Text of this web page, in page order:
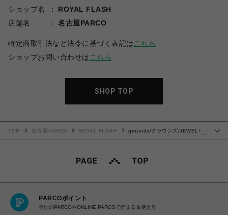
ショップ名
ROYAL FLASH
店舗名
名古屋PARCO
特定商取引法など法令に基づく表記は こちら
ショップお問い合わせは こちら
SHOP TOP
…
TOP 名古屋PARCO ROYAL FLASH
grounds/グラウンズ/JEWELRY
PARCOポイント
全国のPARCOやONLINE PARCOで貯まる＆使える